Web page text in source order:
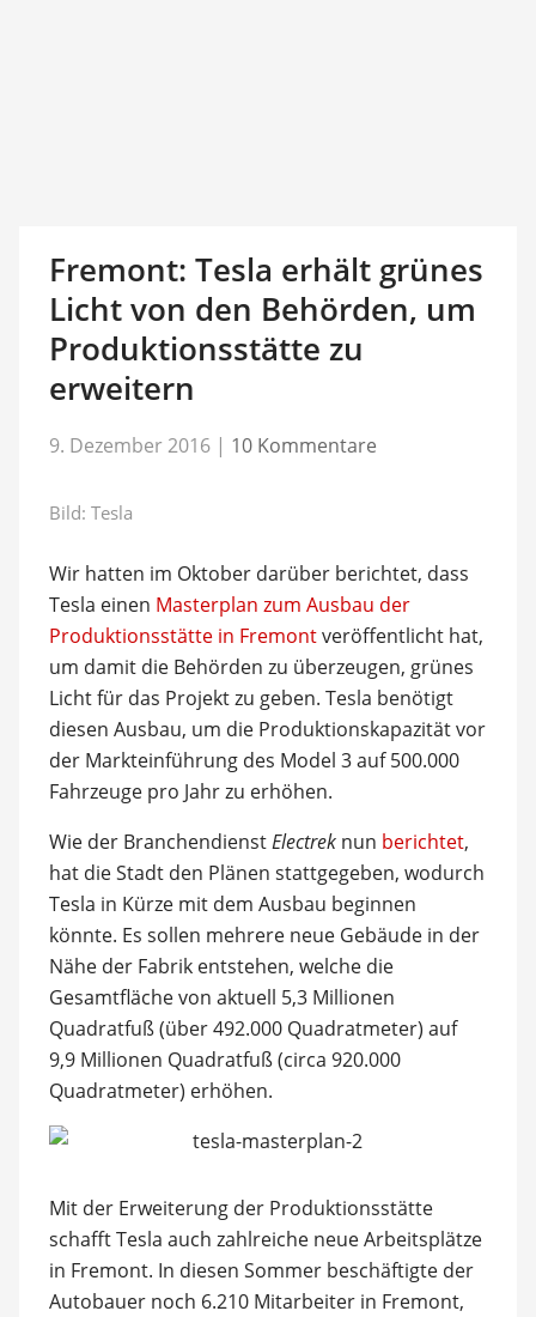
Fremont: Tesla erhält grünes
Licht von den Behörden, um
Produktionsstätte zu
erweitern
9. Dezember 2016 | 10 Kommentare
Bild: Tesla
Wir hatten im Oktober darüber berichtet, dass
Tesla einen Masterplan zum Ausbau der
Produktionsstätte in Fremontveröffentlicht hat,
um damit die Behörden zu überzeugen, grünes
Licht für das Projekt zu geben. Tesla benötigt
diesen Ausbau, um die Produktionskapazität vor
der Markteinführung des Model 3 auf 500.000
Fahrzeuge pro Jahr zu erhöhen.
Wie der BranchendienstElectreknun berichtet,
hat die Stadt den Plänen stattgegeben, wodurch
Tesla in Kürze mit dem Ausbau beginnen
könnte. Es sollen mehrere neue Gebäude in der
Nähe der Fabrik entstehen, welche die
Gesamtfläche von aktuell 5,3 Millionen
Quadratfuß (über 492.000 Quadratmeter) auf
9,9 Millionen Quadratfuß (circa 920.000
Quadratmeter) erhöhen.
Mit der Erweiterung der Produktionsstätte
schafft Tesla auch zahlreiche neue Arbeitsplätze
in Fremont. In diesen Sommer beschäftigte der
Autobauer noch 6.210 Mitarbeiter in Fremont,